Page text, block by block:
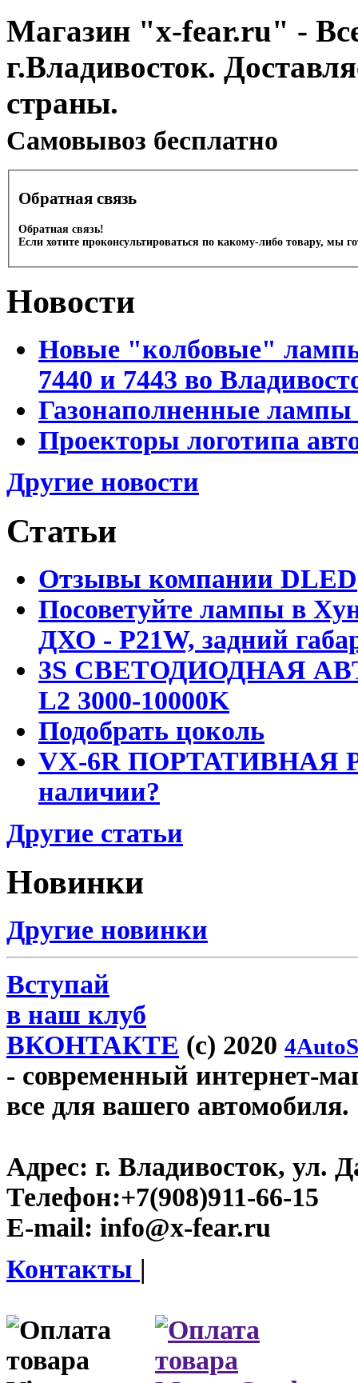
Магазин "x-fear.ru" -
г.Владивосток.
страны.
Cамовывоз бесплатно
Обратная связь
Обратная связь!
Если хотите проконсультироваться по какому-либо товару, мы
Новости
Новые "колбовые"
7440 и 7443 во
Газонаполненные лампы
Проекторы логотипа
Другие новости
Статьи
Отзывы компании DLED
Посоветуйте лампы в
ДХО - P21W, задний
3S СВЕТОДИОДНАЯ
L2 3000-10000K
Подобрать цоколь
VX-6R ПОРТАТИВНАЯ
наличии?
Другие статьи
Новинки
Другие новинки
Вступай
в наш клуб
ВКОНТАКТЕ (c) 2020
- современный интернет-
все для вашего автомобиля.
Адрес: г. Владивосток, ул.
Телефон:+7(908)911-66-15
E-mail: info@x-fear.ru
Контакты |